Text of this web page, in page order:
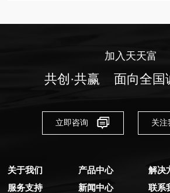
加入天天富
共创·共赢 面向全国
立即咨询 关注
关于我们 产品中心
解决
服务支持
新闻中心 联系